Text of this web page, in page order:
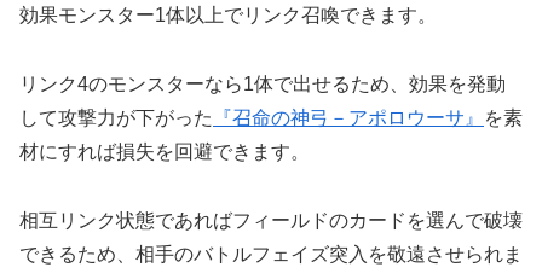
効果モンスター1体以上でリンク召喚できます。
リンク4のモンスターなら1体で出せるため、効果を発動
して攻撃力が下がった
『召命の神弓－アポロウーサ』
を素
材にすれば損失を回避できます。
相互リンク状態であればフィールドのカードを選んで破壊
できるため、相手のバトルフェイズ突入を敬遠させられま